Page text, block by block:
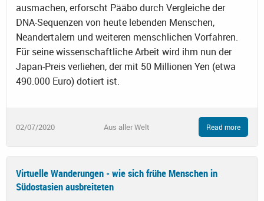
ausmachen, erforscht Pääbo durch Vergleiche der
DNA-Sequenzen von heute lebenden Menschen,
Neandertalern und weiteren menschlichen Vorfahren.
Für seine wissenschaftliche Arbeit wird ihm nun der
Japan-Preis verliehen, der mit 50 Millionen Yen (etwa
490.000 Euro) dotiert ist.
02/07/2020 Aus aller Welt Read more
Virtuelle Wanderungen - wie sich frühe Menschen in
Südostasien ausbreiteten